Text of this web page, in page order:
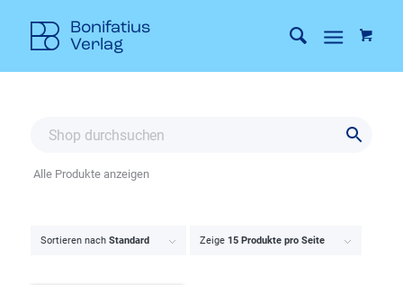
Sortieren nach Standard Zeige 15 Produkte pro Seite
Alle Produkte anzeigen